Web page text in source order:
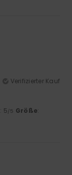
Verifizierter Kauf
: 5/5 Größe: